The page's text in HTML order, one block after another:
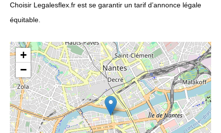
Choisir Legalesflex.fr est se garantir un tarif d’annonce légale
équitable.
+
−